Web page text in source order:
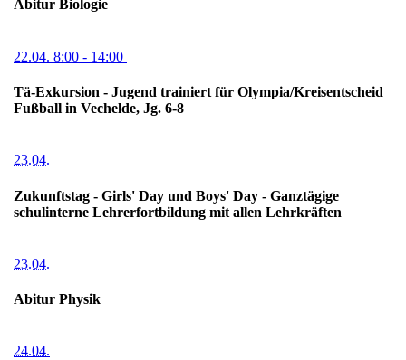
Abitur Biologie
22.04. 8:00 - 14:00
Tä-Exkursion - Jugend trainiert für Olympia/Kreisentscheid
Fußball in Vechelde, Jg. 6-8
23.04.
Zukunftstag - Girls' Day und Boys' Day - Ganztägige
schulinterne Lehrerfortbildung mit allen Lehrkräften
23.04.
Abitur Physik
24.04.